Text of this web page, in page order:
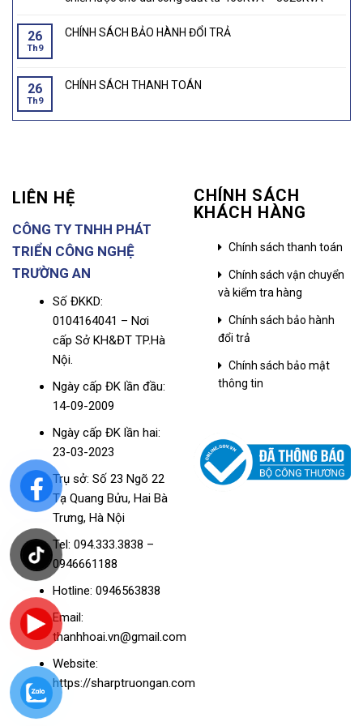
26
Th9
CHÍNH SÁCH BẢO HÀNH ĐỔI TRẢ
26
Th9
CHÍNH SÁCH THANH TOÁN
LIÊN HỆ
CÔNG TY TNHH PHÁT
TRIỂN CÔNG NGHỆ
TRƯỜNG AN
Số ĐKKD:
0104164041 – Nơi
cấp Sở KH&ĐT TP.Hà
Nội.
Ngày cấp ĐK lần đầu:
14-09-2009
Ngày cấp ĐK lần hai:
23-03-2023
Trụ sở: Số 23 Ngõ 22
Tạ Quang Bửu, Hai Bà
Trưng, Hà Nội
Tel: 094.333.3838 –
0946661188
Hotline: 0946563838
Email:
thanhhoai.vn@gmail.com
Website:
https://sharptruongan.com
CHÍNH SÁCH
KHÁCH HÀNG
Chính sách thanh toán
Chính sách vận chuyển
và kiểm tra hàng
Chính sách bảo hành
đổi trả
Chính sách bảo mật
thông tin